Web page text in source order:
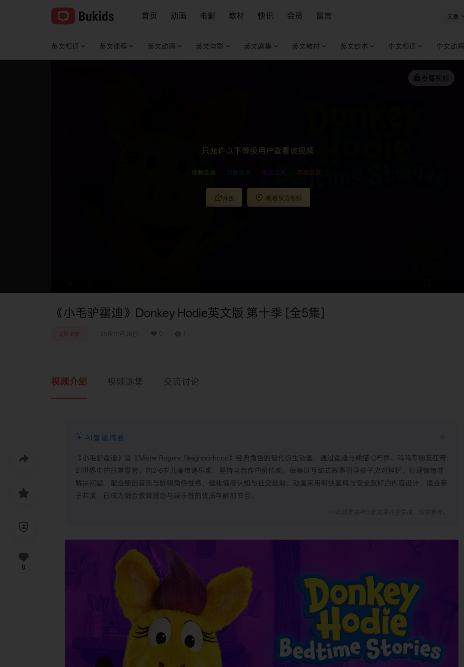
首页 动画 电影 教材 快讯 会员 留言 文章
英文频道 英文课程 英文动画 英文电影 英文剧集 英文教材 英文绘本 中文频道 中文动画
专属视频
只允许以下等级用户查看该视频
体验会员 月度会员 季度会员 年度会员
升级 观看预览视频
《小毛驴霍迪》Donkey Hodie英文版 第十季 [全5集]
2岁-6岁 25年10月26日
视频介绍 视频选集 交流讨论
AI智能摘要
《小毛驴霍迪》是《Mister Rogers' Neighborhood》经典角色的现代衍生动画，通过霍迪与熊猫帕布罗、鸭鸭等朋友在奇
幻世界中的日常冒险，向2-6岁儿童传递乐观、坚持与合作的价值观。每集以互动式叙事引导孩子应对挫折、管理情绪并
解决问题，配合原创音乐与鲜明角色性格，强化情感认知与社交技能。动画采用明快画风与安全友好的内容设计，适合亲
子共赏，已成为融合教育理念与娱乐性的优质学龄前节目。
0